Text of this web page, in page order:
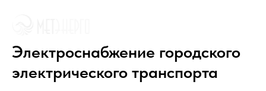
Электроснабжение городского
электрического транспорта